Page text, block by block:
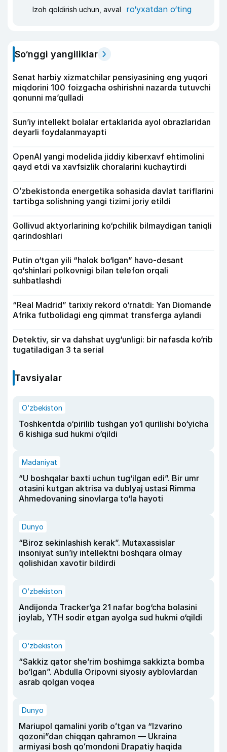
Izoh qoldirish uchun, avval ro‘yxatdan o‘ting
So‘nggi yangiliklar
Senat harbiy xizmatchilar pensiyasining eng yuqori
miqdorini 100 foizgacha oshirishni nazarda tutuvchi
qonunni ma’qulladi
Sun’iy intellekt bolalar ertaklarida ayol obrazlaridan
deyarli foydalanmayapti
OpenAI yangi modelida jiddiy kiberxavf ehtimolini
qayd etdi va xavfsizlik choralarini kuchaytirdi
Oʻzbekistonda energetika sohasida davlat tariflarini
tartibga solishning yangi tizimi joriy etildi
Gollivud aktyorlarining ko‘pchilik bilmaydigan taniqli
qarindoshlari
Putin o‘tgan yili “halok bo‘lgan” havo-desant
qo‘shinlari polkovnigi bilan telefon orqali
suhbatlashdi
“Real Madrid” tarixiy rekord o‘rnatdi: Yan Diomande
Afrika futbolidagi eng qimmat transferga aylandi
Detektiv, sir va dahshat uyg‘unligi: bir nafasda ko‘rib
tugatiladigan 3 ta serial
Tavsiyalar
O‘zbekiston
Toshkentda o‘pirilib tushgan yo‘l qurilishi bo‘yicha
6 kishiga sud hukmi o‘qildi
Madaniyat
“U boshqalar baxti uchun tug‘ilgan edi”. Bir umr
otasini kutgan aktrisa va dublyaj ustasi Rimma
Ahmedovaning sinovlarga to‘la hayoti
Dunyo
“Biroz sekinlashish kerak”. Mutaxassislar
insoniyat sun’iy intellektni boshqara olmay
qolishidan xavotir bildirdi
O‘zbekiston
Andijonda Tracker’ga 21 nafar bog‘cha bolasini
joylab, YTH sodir etgan ayolga sud hukmi o‘qildi
O‘zbekiston
“Sakkiz qator she’rim boshimga sakkizta bomba
bo‘lgan”. Abdulla Oripovni siyosiy ayblovlardan
asrab qolgan voqea
Dunyo
Mariupol qamalini yorib oʻtgan va “Izvarino
qozoni”dan chiqqan qahramon — Ukraina
armiyasi bosh qoʻmondoni Drapatiy haqida